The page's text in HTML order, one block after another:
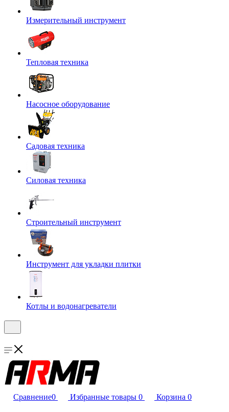
Измерительный инструмент
Тепловая техника
Насосное оборудование
Садовая техника
Силовая техника
Строительный инструмент
Инструмент для укладки плитки
Котлы и водонагреватели
Сравнение0 Избранные товары 0 Корзина 0